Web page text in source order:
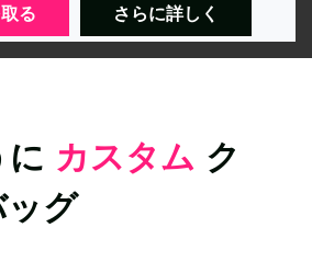
る さらに詳しく
に カスタム ク
ッグ